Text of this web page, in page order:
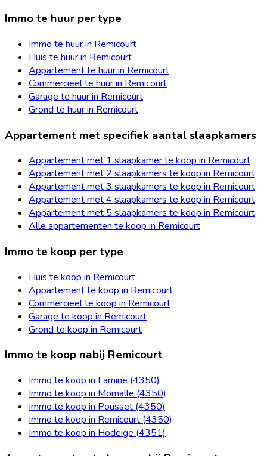
Immo te huur per type
Immo te huur in Remicourt
Huis te huur in Remicourt
Appartement te huur in Remicourt
Commercieel te huur in Remicourt
Garage te huur in Remicourt
Grond te huur in Remicourt
Appartement met specifiek aantal slaapkamers
Appartement met 1 slaapkamer te koop in Remicourt
Appartement met 2 slaapkamers te koop in Remicourt
Appartement met 3 slaapkamers te koop in Remicourt
Appartement met 4 slaapkamers te koop in Remicourt
Appartement met 5 slaapkamers te koop in Remicourt
Alle appartementen te koop in Remicourt
Immo te koop per type
Huis te koop in Remicourt
Appartement te koop in Remicourt
Commercieel te koop in Remicourt
Garage te koop in Remicourt
Grond te koop in Remicourt
Immo te koop nabij Remicourt
Immo te koop in Lamine (4350)
Immo te koop in Momalle (4350)
Immo te koop in Pousset (4350)
Immo te koop in Remicourt (4350)
Immo te koop in Hodeige (4351)